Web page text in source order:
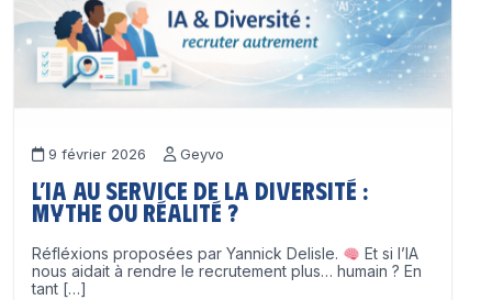
9 février 2026 Geyvo
L’IA au service de la diversité :
mythe ou réalité ?
Réfléxions proposées par Yannick Delisle.
Et si l’IA
nous aidait à rendre le recrutement plus… humain ? En
tant […]